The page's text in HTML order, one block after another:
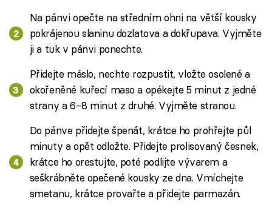
Na pánvi opečte na středním ohni na větší kousky
pokrájenou slaninu dozlatova a dokřupava. Vyjměte
ji a tuk v pánvi ponechte.
Přidejte máslo, nechte rozpustit, vložte osolené a
okořeněné kuřecí maso a opékejte 5 minut z jedné
strany a 6–8 minut z druhé. Vyjměte stranou.
Do pánve přidejte špenát, krátce ho prohřejte půl
minuty a opět odložte. Přidejte prolisovaný česnek,
krátce ho orestujte, poté podlijte vývarem a
seškrábněte opečené kousky ze dna. Vmíchejte
smetanu, krátce provařte a přidejte parmazán.